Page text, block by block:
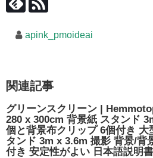
apink_pmoideai
関連記事
グリーンスクリーン |
280 x 300cm 背景紙 スタンド
個と背景布クリップ 6個付き 大
タンド 3m x 3.6m 撮影 背景/背
付き 安定性がよい 日本語説明